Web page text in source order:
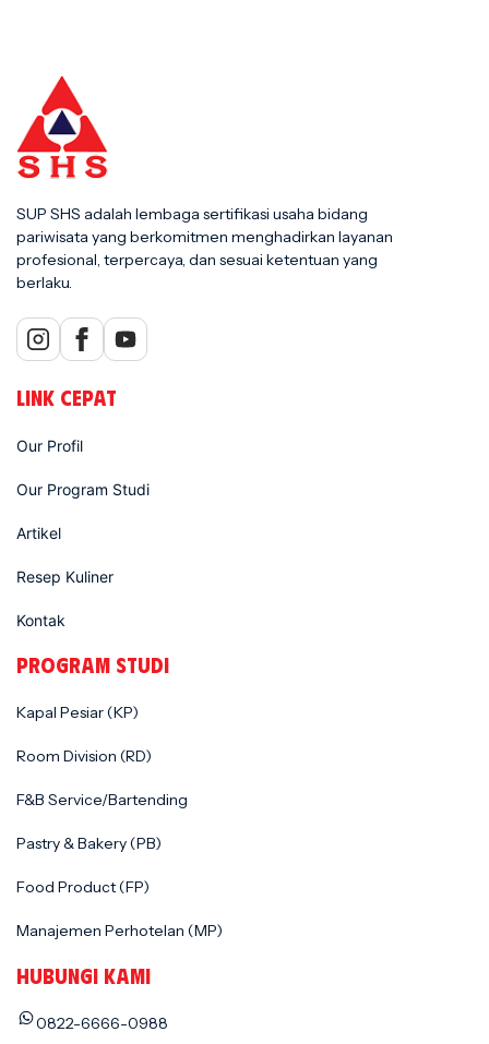
SUP SHS adalah lembaga sertifikasi usaha bidang
pariwisata yang berkomitmen menghadirkan layanan
profesional, terpercaya, dan sesuai ketentuan yang
berlaku.
LINK CEPAT
Our Profil
Our Program Studi
Artikel
Resep Kuliner
Kontak
PROGRAM STUDI
Kapal Pesiar (KP)
Room Division (RD)
F&B Service/Bartending
Pastry & Bakery (PB)
Food Product (FP)
Manajemen Perhotelan (MP)
HUBUNGI KAMI
0822-6666-0988